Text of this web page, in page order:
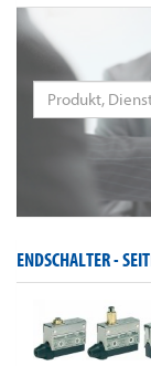
ENDSCHALTER -